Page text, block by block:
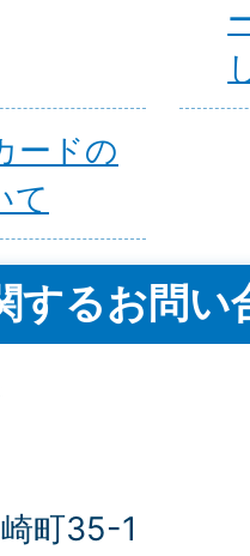
ードの
て
するお問い
町35-1